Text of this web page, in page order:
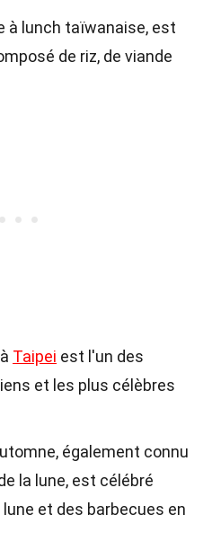
à lunch taïwanaise, est
de riz, de viande
Taipei est l'un des
et les plus célèbres
également connu
la lune, est célébré
et des barbecues en